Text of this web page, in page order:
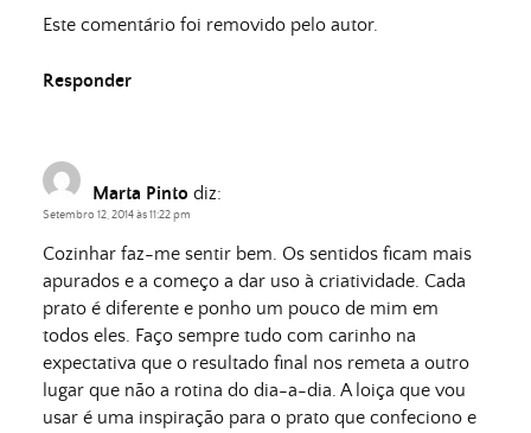
Este comentário foi removido pelo autor.
Responder
Marta Pinto diz:
Setembro 12, 2014 às 11:22 pm
Cozinhar faz-me sentir bem. Os sentidos ficam mais
apurados e a começo a dar uso à criatividade. Cada
prato é diferente e ponho um pouco de mim em
todos eles. Faço sempre tudo com carinho na
expectativa que o resultado final nos remeta a outro
lugar que não a rotina do dia-a-dia. A loiça que vou
usar é uma inspiração para o prato que confeciono e